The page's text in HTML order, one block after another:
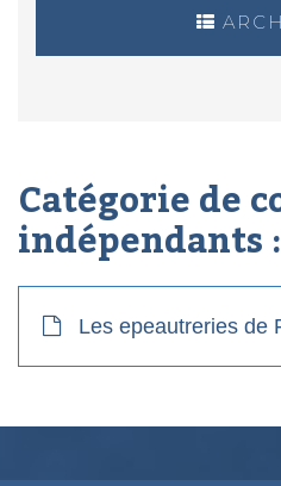
Catégorie de
indépendants :
Les epeautreries de